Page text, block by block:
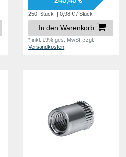
250 Stück | 0,98 € / Stück
In den Warenkorb
*inkl. 19% ges. MwSt. zzgl.
Versandkosten